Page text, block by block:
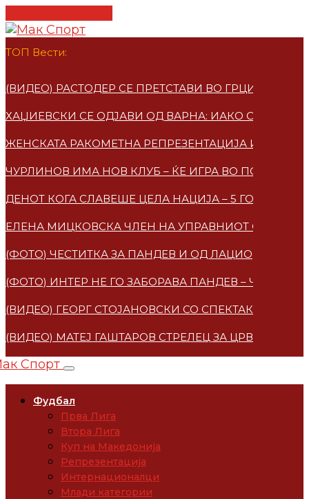
ТОП Вести:
(ВИДЕО) РАСТОДЕР СЕ ПРЕТСТАВИ ВО ГРЦИЈА –
ХАЏИЕВСКИ СЕ ОДЈАВИ ОД ВАРНА: ИАКО СУМ
ЖЕНСКАТА РАКОМЕТНА РЕПРЕЗЕНТАЦИЈА ИМАА
ЧУРЛИНОВ ИМА НОВ КЛУБ – ЌЕ ИГРА ВО ПОЛСКА
ДЕНОТ КОГА СЛАВЕШЕ ЦЕЛА НАЦИЈА – 5 ГОДИНИ
ЕЛЕНА МИЦКОВСКA ЧЛЕН НА УПРАВНИОТ ОДБОР
(ФОТО) ЧЕСТИТКА ЗА ПАНДЕВ И ОД ЛАЦИО
(ФОТО) ИНТЕР НЕ ГО ЗАБОРАВА ПАНДЕВ –
(ВИДЕО) ГЕОРГ СТОЈАНОВСКИ СО СПЕКТАКУЛАРЕН
(ВИДЕО) МАТЕЈ ГАШТАРОВ СТРЕЛЕЦ ЗА ЦРВЕНА
Фудбал
Прва Лига
Втора Лига
Куп на Македонија
Репрезентација
Интернационалци
Млади категории